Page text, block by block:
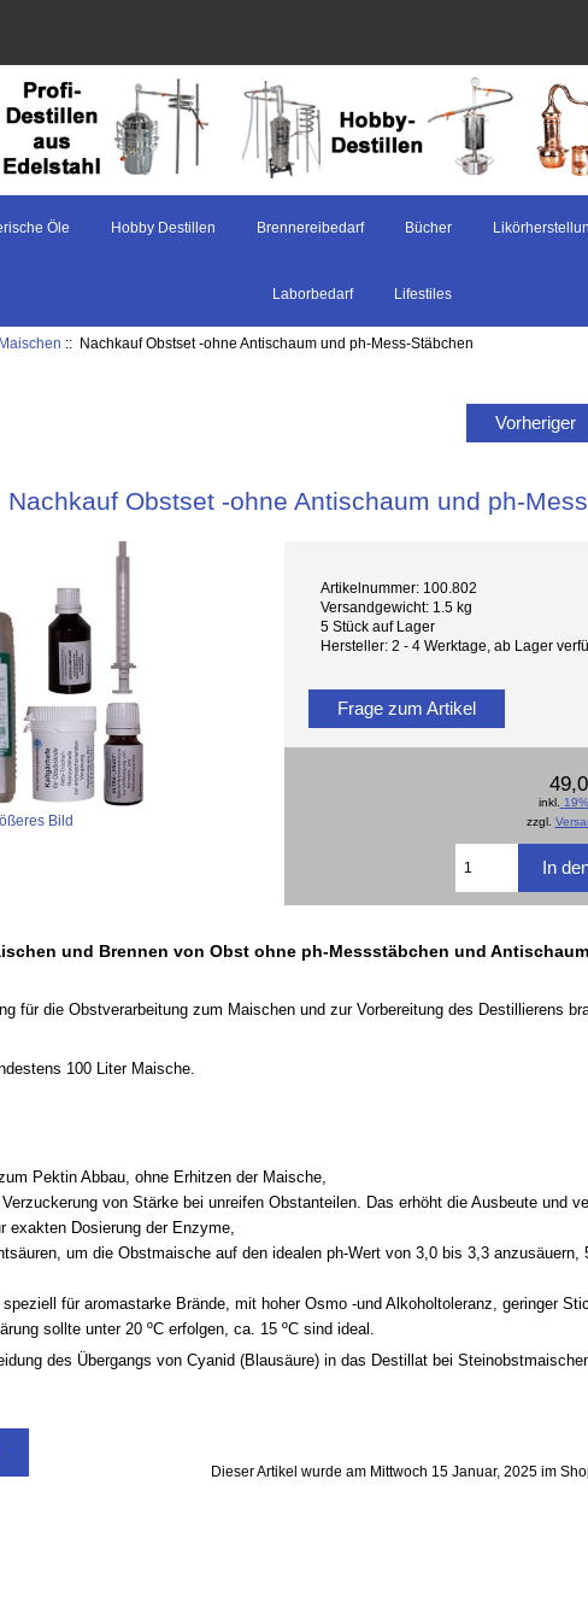
Öle Hobby Destillen Brennereibedarf Bücher
Laborbedarf Lifestiles
Maischen :: Nachkauf Obstset -ohne Antischaum und ph-Mess-Stäbchen
Vorheriger
Nachkauf Obstset -ohne Antischaum und ph-
Bild
Artikelnummer: 100.802
Versandgewicht: 1.5 kg
5 Stück auf Lager
Hersteller: 2 - 4 Werktage, ab Lager
Frage zum Artikel
inkl.
zzgl.
und Brennen von Obst ohne ph-Messstäbchen und Antischaum
für die Obstverarbeitung zum Maischen und zur Vorbereitung des Destillierens
100 Liter Maische.
Pektin Abbau, ohne Erhitzen der Maische,
von Stärke bei unreifen Obstanteilen. Das erhöht die Ausbeute und
exakten Dosierung der Enzyme,
um die Obstmaische auf den idealen ph-Wert von 3,0 bis 3,3
speziell für aromastarke Brände, mit hoher Osmo -und Alkoholtoleranz, geringer
sollte unter 20 ºC erfolgen, ca. 15 ºC sind ideal.
des Übergangs von Cyanid (Blausäure) in das Destillat bei
Dieser Artikel wurde am Mittwoch 15 Januar, 2025 im